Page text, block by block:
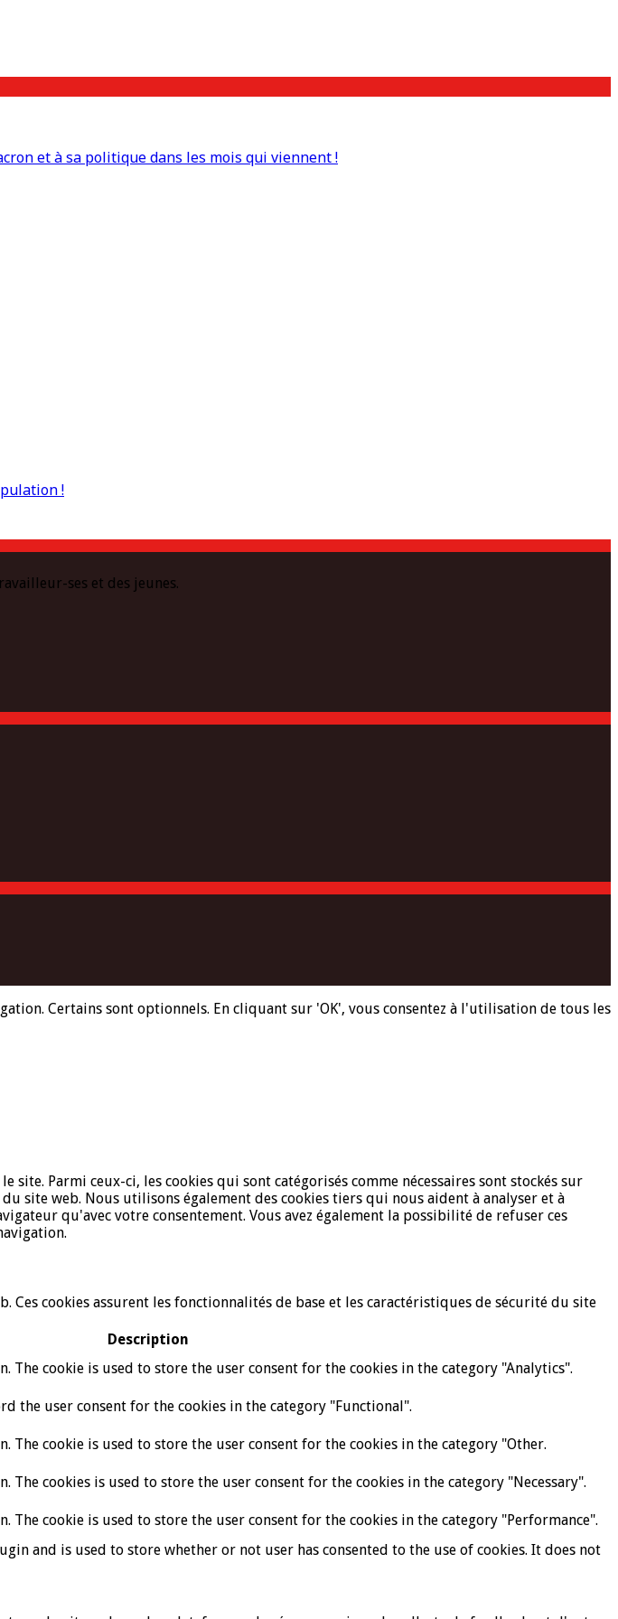
et à sa politique dans les mois qui viennent !
!
ses et des jeunes.
Certains sont optionnels. En cliquant sur 'OK', vous consentez à l'utilisation de tous les
Parmi ceux-ci, les cookies qui sont catégorisés comme nécessaires sont stockés sur
site web. Nous utilisons également des cookies tiers qui nous aident à analyser et à
qu'avec votre consentement. Vous avez également la possibilité de refuser ces
cookies assurent les fonctionnalités de base et les caractéristiques de sécurité du site
Description
The cookie is used to store the user consent for the cookies in the category "Analytics".
the user consent for the cookies in the category "Functional".
The cookie is used to store the user consent for the cookies in the category "Other.
The cookies is used to store the user consent for the cookies in the category "Necessary".
The cookie is used to store the user consent for the cookies in the category "Performance".
and is used to store whether or not user has consented to the use of cookies. It does not